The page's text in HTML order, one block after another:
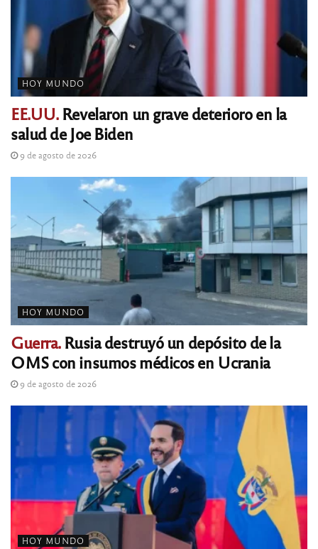
HOY MUNDO
EE.UU.Revelaron un grave deterioro en la
salud de Joe Biden
9 de agosto de 2026
HOY MUNDO
Guerra.Rusia destruyó un depósito de la
OMS con insumos médicos en Ucrania
9 de agosto de 2026
HOY MUNDO